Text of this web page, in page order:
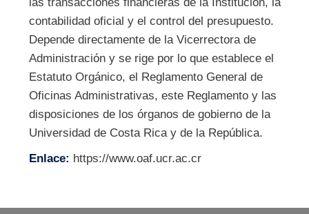
contabilidad oficial y el control del presupuesto.
Depende directamente de la Vicerrectora de
Administración y se rige por lo que establece el
Estatuto Orgánico, el Reglamento General de
Oficinas Administrativas, este Reglamento y las
disposiciones de los órganos de gobierno de la
Universidad de Costa Rica y de la República.
Enlace: https://www.oaf.ucr.ac.cr